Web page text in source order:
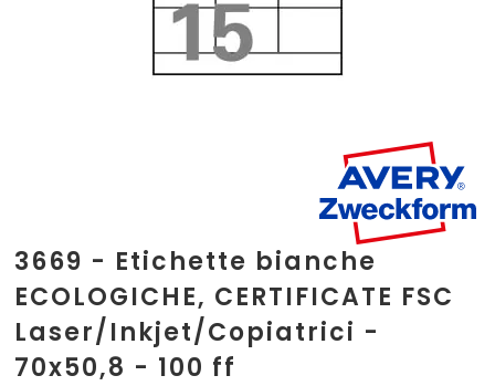
3669 - Etichette bianche
ECOLOGICHE, CERTIFICATE FSC
Laser/Inkjet/Copiatrici -
70x50,8 - 100 ff